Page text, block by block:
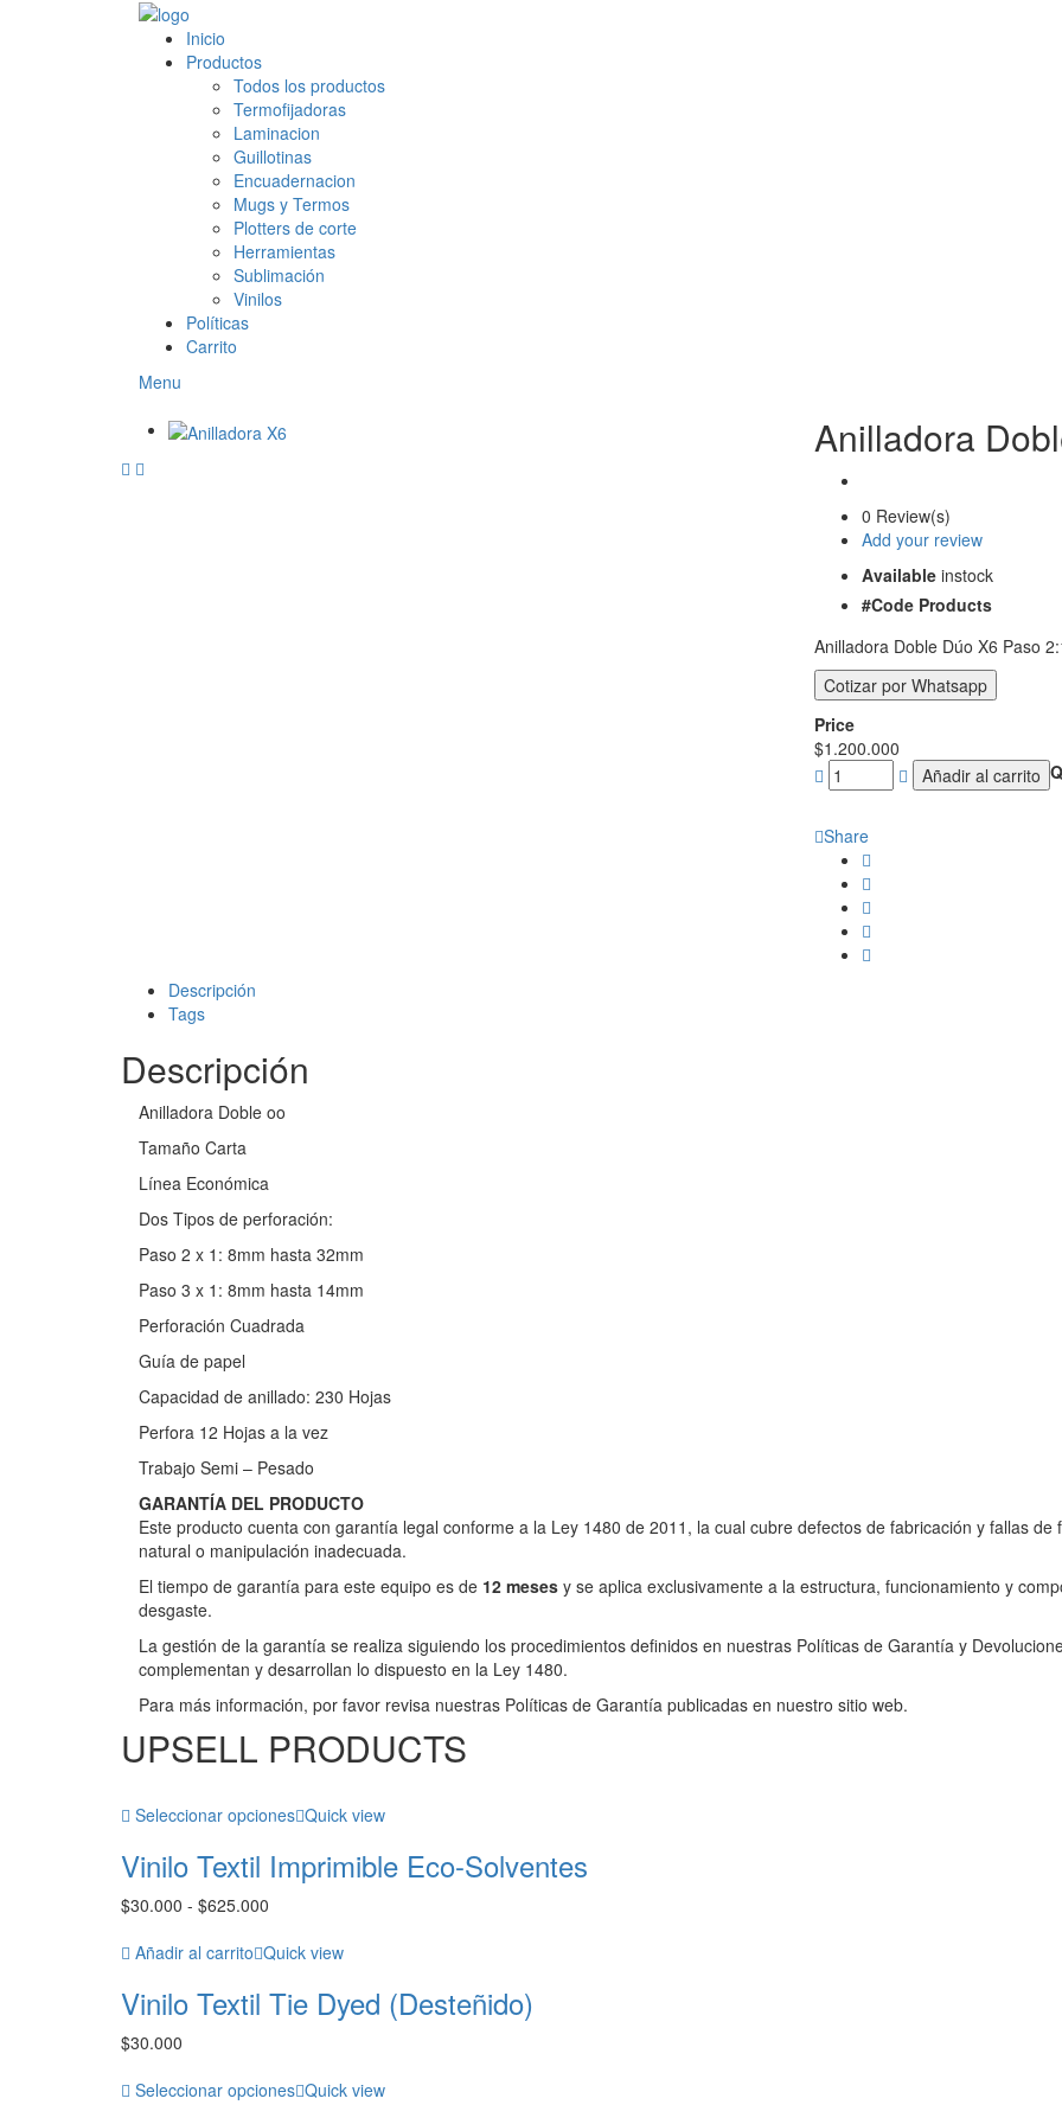
Inicio
Productos
Todos los productos
Termofijadoras
Laminacion
Guillotinas
Encuadernacion
Mugs y Termos
Plotters de corte
Herramientas
Sublimación
Vinilos
Políticas
Carrito
Menu
Anilladora
0 Review(s)
Add your review
Available instock
#Code Products
Anilladora Doble Dúo X6 Paso
Price
$1.200.000
Añadir al carrito
Share
Descripción
Tags
Descripción
Anilladora Doble oo
Tamaño Carta
Línea Económica
Dos Tipos de perforación:
Paso 2 x 1: 8mm hasta 32mm
Paso 3 x 1: 8mm hasta 14mm
Perforación Cuadrada
Guía de papel
Capacidad de anillado: 230 Hojas
Perfora 12 Hojas a la vez
Trabajo Semi – Pesado
GARANTÍA DEL PRODUCTO
Este producto cuenta con garantía legal conforme a la Ley 1480 de 2011, la cual cubre defectos de fabricación y fallas
natural o manipulación inadecuada.
El tiempo de garantía para este equipo es de 12 meses y se aplica exclusivamente a la estructura, funcionamiento y
desgaste.
La gestión de la garantía se realiza siguiendo los procedimientos definidos en nuestras Políticas de Garantía y
complementan y desarrollan lo dispuesto en la Ley 1480.
Para más información, por favor revisa nuestras Políticas de Garantía publicadas en nuestro sitio web.
UPSELL PRODUCTS
Seleccionar opciones Quick view
Vinilo Textil Imprimible Eco-Solventes
$30.000 - $625.000
precios:
$30.000
hasta
Añadir al carrito Quick view
Vinilo Textil Tie Dyed (Desteñido)
$30.000
Seleccionar opciones Quick view